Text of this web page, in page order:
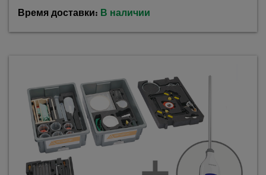
Время доставки: В наличии